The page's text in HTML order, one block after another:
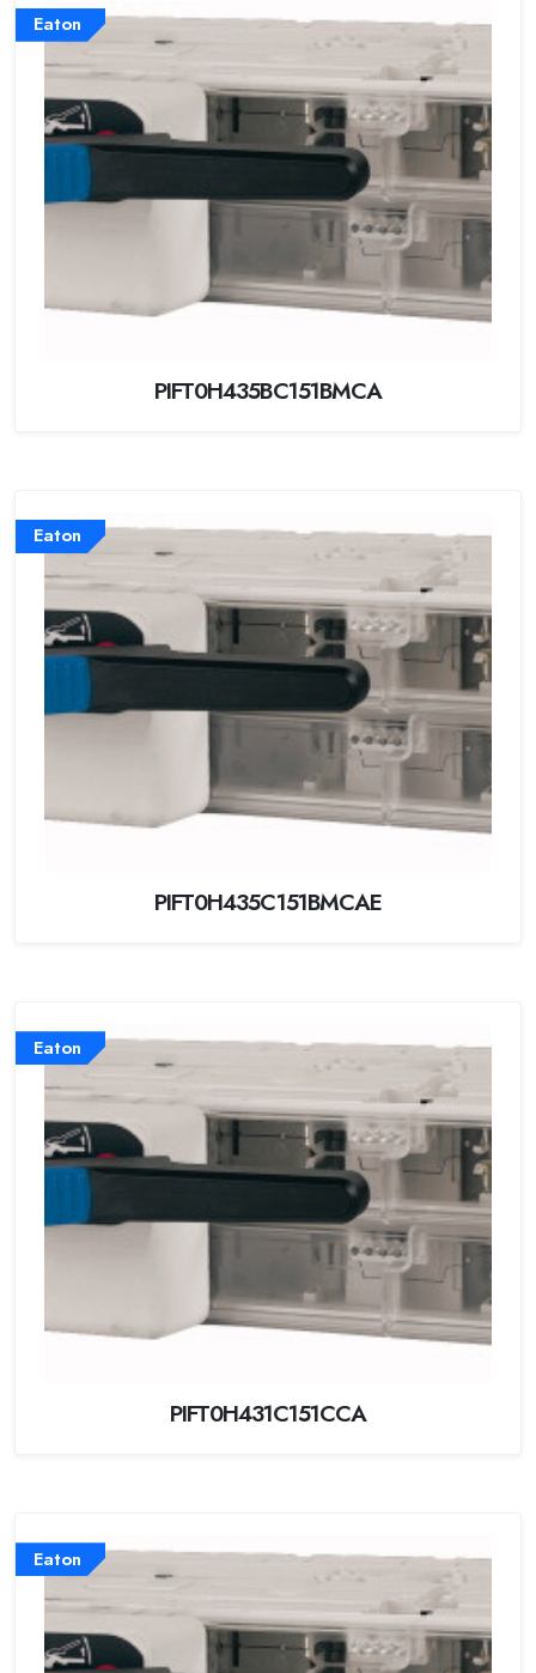
Eaton
PIFT0H435BC151BMCA
Eaton
PIFT0H435C151BMCAE
Eaton
PIFT0H431C151CCA
Eaton